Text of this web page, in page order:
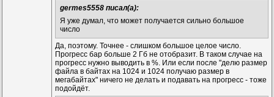
Primary=[16612372,21,308]
Add(LineBreak,5732109,238,434)
{
link(Out,461469:doEvent3,[])
Primary=[4242509,378,-189]
Add(LineBreak,7072586,210,427)
{
link(Out,461469:doEvent2,[])
Primary=[8162177,427,161]
Caption="razmer"
Type=1
link (Data,1503023:Var2,[])
Primary=[9238335,308,-161]
Add(MultiElementEx,6953438,595,154)
{
}
BEGIN_SDK
Add(EditMultiEx,3284523,21,21)
  {
germes5558 писал(а):
Я уже думал, что может получается сильно большое
число
Да, поэтому. Точнее - слишком большое целое число.
Прогресс бар больше 2 Гб не отобразит. В таком случае на
прогресс нужно выводить в %. Или если после "делю размер
файла в байтах на 1024 и 1024 получаю размер в
мегабайтах" ничего не делать и подавать на прогресс - тоже
подойдёт.